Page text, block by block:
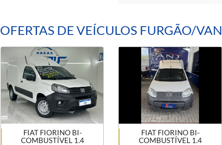
OFERTAS DE VEÍCULOS FURGÃO/VAN
FIAT FIORINO BI-
COMBUSTÍVEL 1.4
FIAT FIORINO BI-
COMBUSTÍVEL 1.4